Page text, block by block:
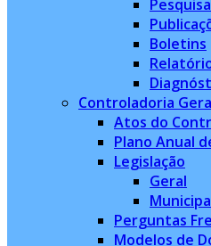
Boletins
Controladoria
Atos do
Plano Anual
Legislação
Geral
Perguntas
Modelos de